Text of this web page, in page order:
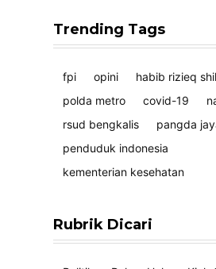
Trending Tags
fpi opini
habib rizieq
polda metro
covid-19
rsud bengkalis
pangda
penduduk indonesia
kementerian kesehatan
Rubrik Dicari